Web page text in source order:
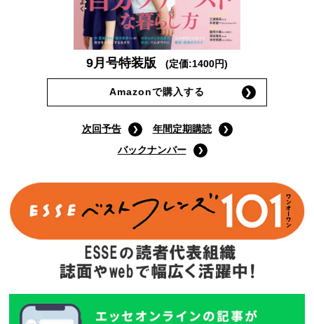
9月号特装版 (定価:1400円)
Amazonで購入する
次回予告
年間定期購読
バックナンバー